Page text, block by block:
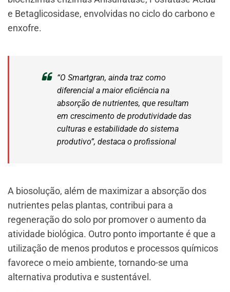
e Betaglicosidase, envolvidas no ciclo do carbono e
enxofre.
“O Smartgran, ainda traz como
diferencial a maior eficiência na
absorção de nutrientes, que resultam
em crescimento de produtividade das
culturas e estabilidade do sistema
produtivo”, destaca o profissional
A biosolução, além de maximizar a absorção dos
nutrientes pelas plantas, contribui para a
regeneração do solo por promover o aumento da
atividade biológica. Outro ponto importante é que a
utilização de menos produtos e processos químicos
favorece o meio ambiente, tornando-se uma
alternativa produtiva e sustentável.